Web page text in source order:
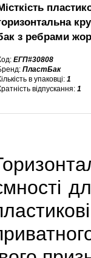
з ребрами
ЕГП#30808
ПластБак
в упаковці: 1
відпускання: 1